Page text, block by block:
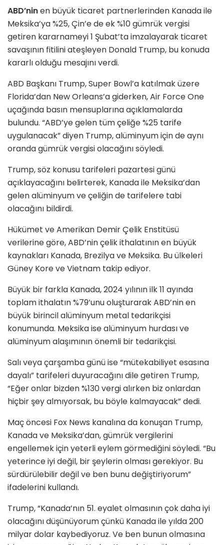
ABD’ninen büyük ticaret partnerlerinden Kanada ile
Meksika’ya %25, Çin’e de ek %10 gümrük vergisi
getiren kararnameyi 1 Şubat’ta imzalayarak ticaret
savaşının fitilini ateşleyen Donald Trump, bu konuda
kararlı olduğu mesajını verdi.
ABD Başkanı Trump, Super Bowl’a katılmak üzere
Florida’dan New Orleans’a giderken, Air Force One
uçağında basın mensuplarına açıklamalarda
bulundu. “ABD’ye gelen tüm çeliğe %25 tarife
uygulanacak” diyen Trump, alüminyum için de aynı
oranda gümrük vergisi olacağını söyledi.
Trump, söz konusu tarifeleri pazartesi günü
açıklayacağını belirterek, Kanada ile Meksika’dan
gelen alüminyum ve çeliğin de tarifelere tabi
olacağını bildirdi.
Hükümet ve Amerikan Demir Çelik Enstitüsü
verilerine göre, ABD’nin çelik ithalatının en büyük
kaynakları Kanada, Brezilya ve Meksika. Bu ülkeleri
Güney Kore ve Vietnam takip ediyor.
Büyük bir farkla Kanada, 2024 yılının ilk 11 ayında
toplam ithalatın %79’unu oluşturarak ABD’nin en
büyük birincil alüminyum metal tedarikçisi
konumunda. Meksika ise alüminyum hurdası ve
alüminyum alaşımının önemli bir tedarikçisi.
Salı veya çarşamba günü ise “mütekabiliyet esasına
dayalı” tarifeleri duyuracağını dile getiren Trump,
“Eğer onlar bizden %130 vergi alırken biz onlardan
hiçbir şey almıyorsak, bu böyle kalmayacak” dedi.
Maç öncesi Fox News kanalına da konuşan Trump,
Kanada ve Meksika’dan, gümrük vergilerini
engellemek için yeterli eylem görmediğini söyledi. “Bu
yeterince iyi değil, bir şeylerin olması gerekiyor. Bu
sürdürülebilir değil ve ben bunu değiştiriyorum”
ifadelerini kullandı.
Trump, “Kanada’nın 51. eyalet olmasının çok daha iyi
olacağını düşünüyorum çünkü Kanada ile yılda 200
milyar dolar kaybediyoruz. Ve ben bunun olmasına